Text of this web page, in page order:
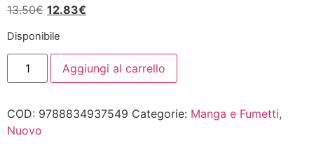
13.50€ Il
originale
era:
13.50€.
12.83€
12.83€.
Disponibile
L'ESTATE
CUI
MORTO
7
VARIANT
Aggiungi al carrello
COD: 9788834937549 Categorie: Manga e Fumetti,
Nuovo